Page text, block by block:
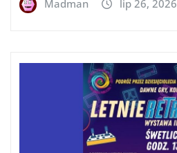
Madman lip 26, 2026